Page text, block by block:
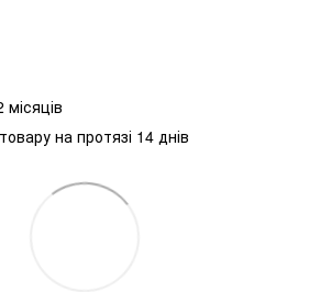
товару на протязі 14 днів